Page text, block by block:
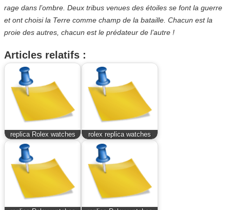
rage dans l’ombre. Deux tribus venues des étoiles se font la guerre
et ont choisi la Terre comme champ de la bataille. Chacun est la
proie des autres, chacun est le prédateur de l’autre !
Articles relatifs :
replica Rolex watches rolex replica watches